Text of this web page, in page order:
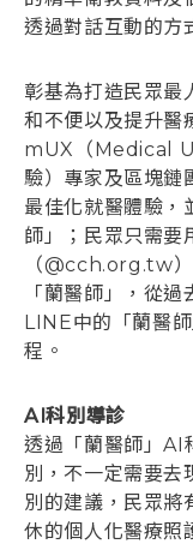
透過對話互動的方
彰基為打造民眾最
和不便以及提升
mUX（Medical
驗）專家及區塊鏈
最佳化就醫體驗，
師」；民眾只需
（@cch.org.tw
「蘭醫師」，從
LINE中的「蘭醫
程。
AI科別導診
透過「蘭醫師」AI
別，不一定需要去
別的建議，民眾將
休的個人化醫療照